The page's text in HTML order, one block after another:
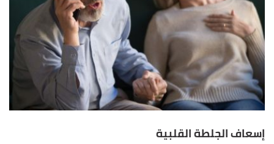
إسعاف الجلطة القلبية